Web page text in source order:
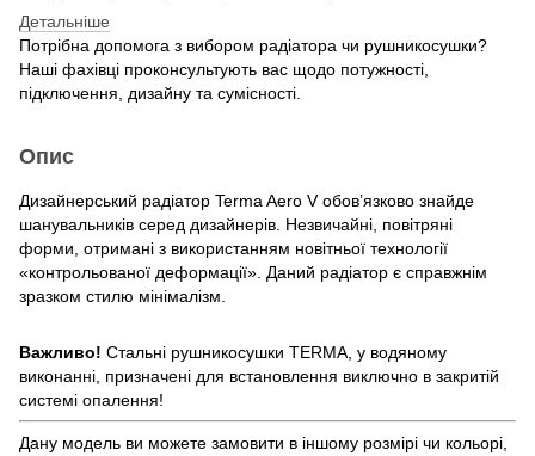
Детальніше
Потрібна допомога з вибором радіатора чи рушникосушки?
Наші фахівці проконсультують вас щодо потужності,
підключення, дизайну та сумісності.
Опис
Дизайнерський радіатор Terma Aero V обов’язково знайде
шанувальників серед дизайнерів. Незвичайні, повітряні
форми, отримані з використанням новітньої технології
«контрольованої деформації». Даний радіатор є справжнім
зразком стилю мінімалізм.
Важливо! Стальні рушникосушки TERMA, у водяному
виконанні, призначені для встановлення виключно в закритій
системі опалення!
Дану модель ви можете замовити в іншому розмірі чи кольорі,